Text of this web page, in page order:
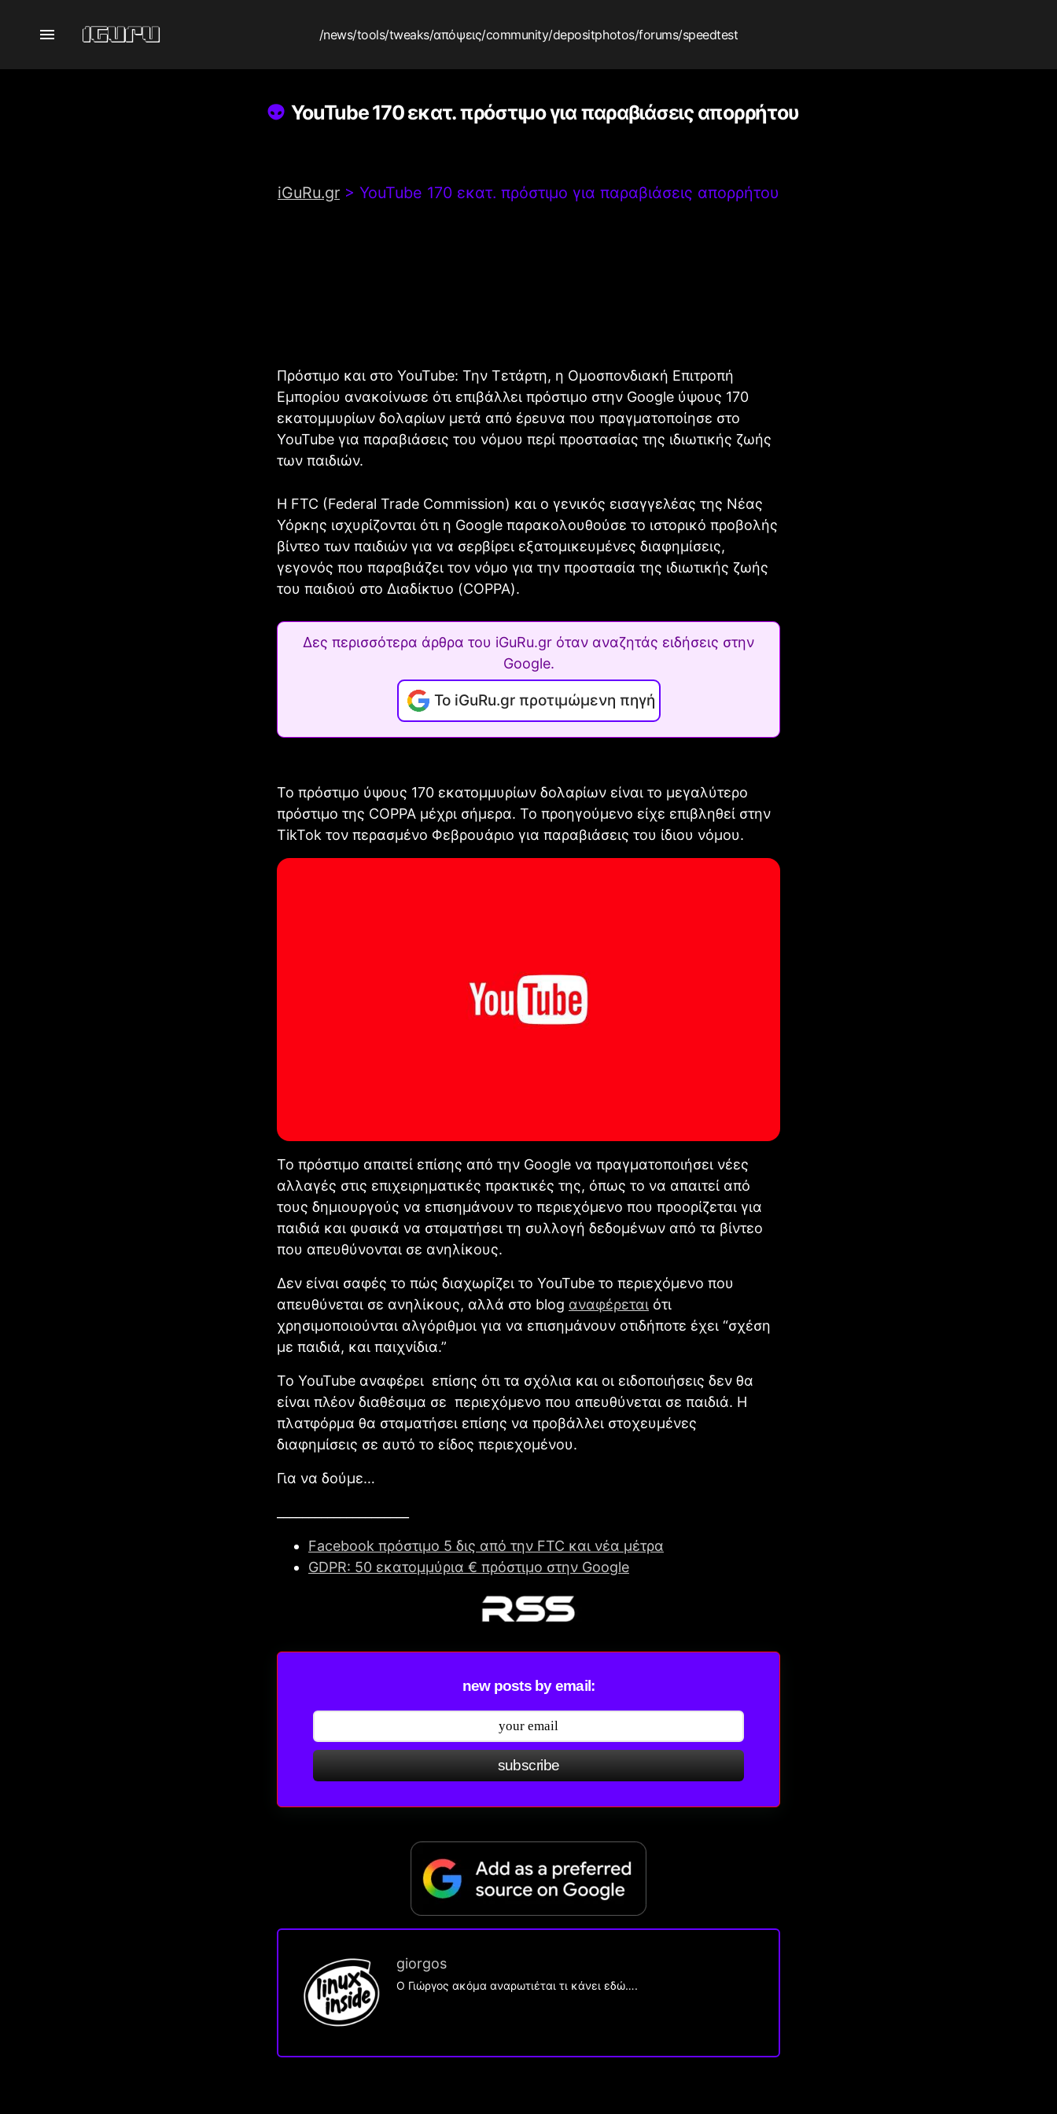
/news/tools/tweaks/απόψεις/community/depositphotos/forums/speedtest
YouTube 170 εκατ. πρόστιμο για παραβιάσεις απορρήτου
iGuRu.gr > YouTube 170 εκατ. πρόστιμο για παραβιάσεις απορρήτου
Πρόστιμο και στο YouTube: Την Τετάρτη, η Ομοσπονδιακή Επιτροπή
Εμπορίου ανακοίνωσε ότι επιβάλλει πρόστιμο στην Google ύψους 170
εκατομμυρίων δολαρίων μετά από έρευνα που πραγματοποίησε στο
YouTube για παραβιάσεις του νόμου περί προστασίας της ιδιωτικής ζωής
των παιδιών.
Η FTC (Federal Trade Commission) και ο γενικός εισαγγελέας της Νέας
Υόρκης ισχυρίζονται ότι η Google παρακολουθούσε το ιστορικό προβολής
βίντεο των παιδιών για να σερβίρει εξατομικευμένες διαφημίσεις,
γεγονός που παραβιάζει τον νόμο για την προστασία της ιδιωτικής ζωής
του παιδιού στο Διαδίκτυο (COPPA).
Δες περισσότερα άρθρα του iGuRu.gr όταν αναζητάς ειδήσεις στην
Google.
Το iGuRu.gr προτιμώμενη πηγή
Το πρόστιμο ύψους 170 εκατομμυρίων δολαρίων είναι το μεγαλύτερο
πρόστιμο της COPPA μέχρι σήμερα. Το προηγούμενο είχε επιβληθεί στην
TikTok τον περασμένο Φεβρουάριο για παραβιάσεις του ίδιου νόμου.
Το πρόστιμο απαιτεί επίσης από την Google να πραγματοποιήσει νέες
αλλαγές στις επιχειρηματικές πρακτικές της, όπως το να απαιτεί από
τους δημιουργούς να επισημάνουν το περιεχόμενο που προορίζεται για
παιδιά και φυσικά να σταματήσει τη συλλογή δεδομένων από τα βίντεο
που απευθύνονται σε ανηλίκους.
Δεν είναι σαφές το πώς διαχωρίζει το YouTube το περιεχόμενο που
απευθύνεται σε ανηλίκους, αλλά στο blog αναφέρεται ότι
χρησιμοποιούνται αλγόριθμοι για να επισημάνουν οτιδήποτε έχει “σχέση
με παιδιά, και παιχνίδια.”
Το YouTube αναφέρει επίσης ότι τα σχόλια και οι ειδοποιήσεις δεν θα
είναι πλέον διαθέσιμα σε περιεχόμενο που απευθύνεται σε παιδιά. Η
πλατφόρμα θα σταματήσει επίσης να προβάλλει στοχευμένες
διαφημίσεις σε αυτό το είδος περιεχομένου.
Για να δούμε…
Facebook πρόστιμο 5 δις από την FTC και νέα μέτρα
GDPR: 50 εκατομμύρια € πρόστιμο στην Google
new posts by email:
subscribe
giorgos
Ο Γιώργος ακόμα αναρωτιέται τι κάνει εδώ….